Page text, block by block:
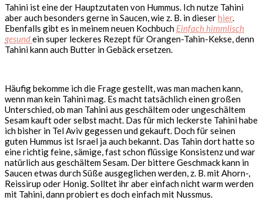
Tahini ist eine der Hauptzutaten von Hummus. Ich nutze Tahini
aber auch besonders gerne in Saucen, wie z. B. in dieserhier.
Ebenfalls gibt es in meinem neuen Kochbuch Einfach himmlisch
gesundein super leckeres Rezept für Orangen-Tahin-Kekse, denn
Tahini kann auch Butter in Gebäck ersetzen.
Häufig bekomme ich die Frage gestellt, was man machen kann,
wenn man kein Tahini mag. Es macht tatsächlich einen großen
Unterschied, ob man Tahini aus geschältem oder ungeschältem
Sesam kauft oder selbst macht. Das für mich leckerste Tahini habe
ich bisher in Tel Aviv gegessen und gekauft. Doch für seinen
guten Hummus ist Israel ja auch bekannt. Das Tahin dort hatte so
eine richtig feine, sämige, fast schon flüssige Konsistenz und war
natürlich aus geschältem Sesam. Der bittere Geschmack kann in
Saucen etwas durch Süße ausgeglichen werden, z. B. mit Ahorn-,
Reissirup oder Honig. Solltet ihr aber einfach nicht warm werden
mit Tahini, dann probiert es doch einfach mit Nussmus.